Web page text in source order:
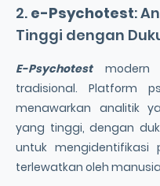
2. e-Psychotest:
Tinggi dengan
E-Psychotestmodern
tradisional. Platform
menawarkan analitik
yang tinggi, dengan
untuk
terlewatkan oleh